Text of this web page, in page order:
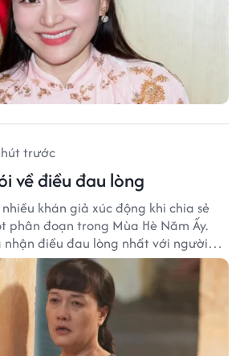
trước
về điều đau lòng
khán giả xúc động khi chia sẻ
phân đoạn trong Mùa Hè Năm Ấy.
nhận điều đau lòng nhất với người
nghèo khó, mà là khi các con phải
tổn thương trong chính ngôi nhà